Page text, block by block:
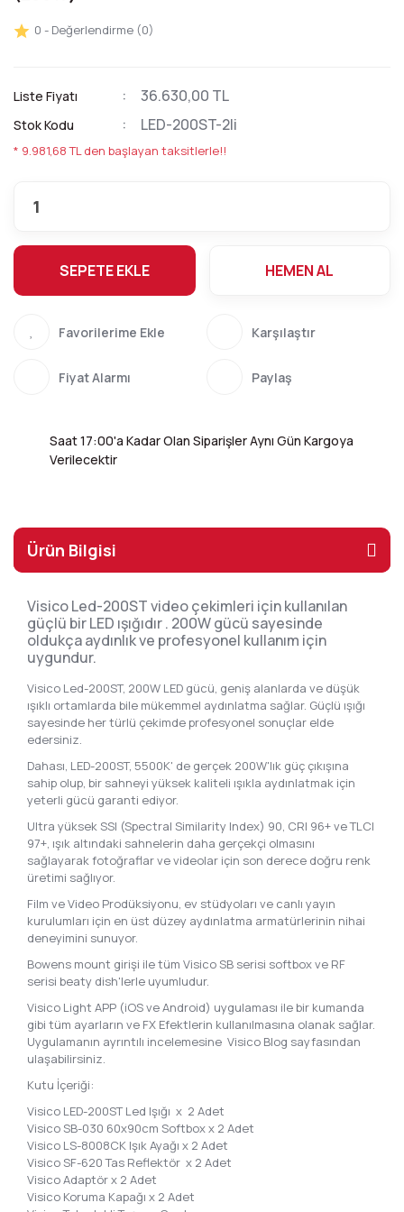
0 - Değerlendirme (0)
Liste Fiyatı 36.630,00 TL
Stok Kodu LED-200ST-2li
* 9.981,68 TL den başlayan taksitlerle!!
SEPETE EKLE HEMEN AL
Karşılaştır
Fiyat Alarmı Paylaş
Saat 17:00'a Kadar Olan Siparişler Aynı Gün Kargoya
Verilecektir
Ürün Bilgisi
Visico Led-200ST video çekimleri için kullanılan
güçlü bir LED ışığıdır . 200W gücü sayesinde
oldukça aydınlık ve profesyonel kullanım için
uygundur.
Visico Led-200ST, 200W LED gücü, geniş alanlarda ve düşük
ışıklı ortamlarda bile mükemmel aydınlatma sağlar. Güçlü ışığı
sayesinde her türlü çekimde profesyonel sonuçlar elde
edersiniz.
Dahası, LED-200ST, 5500K' de gerçek 200W'lık güç çıkışına
sahip olup, bir sahneyi yüksek kaliteli ışıkla aydınlatmak için
yeterli gücü garanti ediyor.
Ultra yüksek SSI (Spectral Similarity Index) 90, CRI 96+ ve TLCI
97+, ışık altındaki sahnelerin daha gerçekçi olmasını
sağlayarak fotoğraflar ve videolar için son derece doğru renk
üretimi sağlıyor.
Film ve Video Prodüksiyonu, ev stüdyoları ve canlı yayın
kurulumları için en üst düzey aydınlatma armatürlerinin nihai
deneyimini sunuyor.
Bowens mount girişi ile tüm Visico SB serisi softbox ve RF
serisi beaty dish'lerle uyumludur.
Visico Light APP (iOS ve Android) uygulaması ile bir kumanda
gibi tüm ayarların ve FX Efektlerin kullanılmasına olanak sağlar.
Uygulamanın ayrıntılı incelemesine Visico Blog sayfasından
ulaşabilirsiniz.
Kutu İçeriği:
Visico LED-200ST Led Işığı x 2 Adet
Visico SB-030 60x90cm Softbox x 2 Adet
Visico LS-8008CK Işık Ayağı x 2 Adet
Visico SF-620 Tas Reflektör x 2 Adet
Visico Adaptör x 2 Adet
Visico Koruma Kapağı x 2 Adet